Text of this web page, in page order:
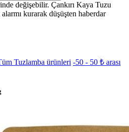
değişebilir. Çankırı Kaya Tuzu
kurarak düşüşten haberdar
Tuzlamba ürünleri -50 - 50 ₺ arası